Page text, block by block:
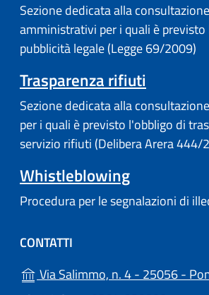
Sezione dedicata alla
amministrativi per i quali è
pubblicità legale (Legge 69/2009)
Trasparenza rifiuti
Sezione dedicata alla
per i quali è previsto l'obbligo di
servizio rifiuti (Delibera Arera 444/
Whistleblowing
Procedura per le segnalazioni di
CONTATTI
Via Salimmo, n. 4 - 25056 -